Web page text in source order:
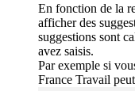
En fonction de la
afficher des
suggestions sont
avez saisis.
Par exemple si
France Travail